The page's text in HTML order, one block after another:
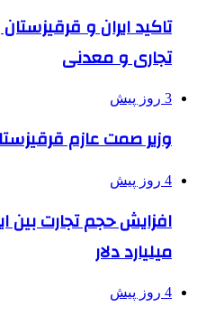
تاکید ایران و
تجاری و معدنی
3 روز پیش
وزیر صمت عازم
4 روز پیش
میلیارد دلار
4 روز پیش